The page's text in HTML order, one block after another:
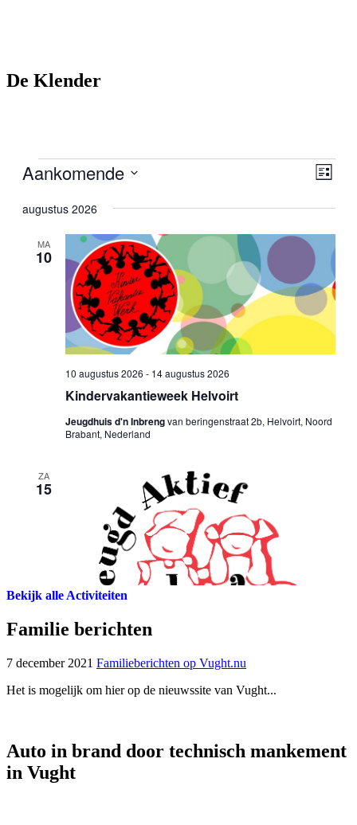
De Klender
Bekijk alle Activiteiten
Familie berichten
7 december 2021 Familieberichten op Vught.nu
Het is mogelijk om hier op de nieuwssite van Vught...
Auto in brand door technisch mankement
in Vught